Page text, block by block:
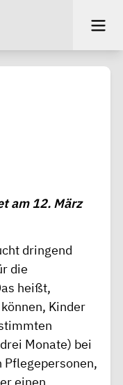
am 12. März
dringend
die
heißt,
Kinder
Monate) bei
Pflegepersonen,